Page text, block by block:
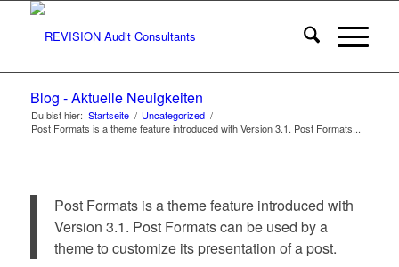
Blog - Aktuelle Neuigkeiten
Du bist hier: Startseite / Uncategorized /
Post Formats is a theme feature introduced with Version 3.1. Post Formats...
Post Formats is a theme feature introduced with
Version 3.1. Post Formats can be used by a
theme to customize its presentation of a post.